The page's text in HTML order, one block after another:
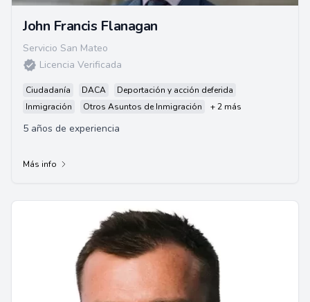
John Francis Flanagan
Servicio San Mateo
Licencia Verificada
Ciudadanía DACA
Deportación y acción deferida
Inmigración
Otros Asuntos de Inmigración + 2 más
5 años de experiencia
Más info